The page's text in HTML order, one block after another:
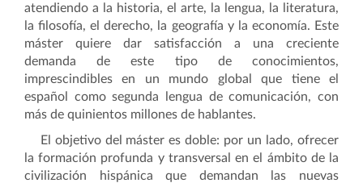
atendiendo a la historia, el arte, la lengua, la literatura,
la filosofía, el derecho, la geografía y la economía. Este
máster quiere dar satisfacción a una creciente
demanda de este tipo de conocimientos,
imprescindibles en un mundo global que tiene el
español como segunda lengua de comunicación, con
más de quinientos millones de hablantes.
El objetivo del máster es doble: por un lado, ofrecer
la formación profunda y transversal en el ámbito de la
civilización hispánica que demandan las nuevas